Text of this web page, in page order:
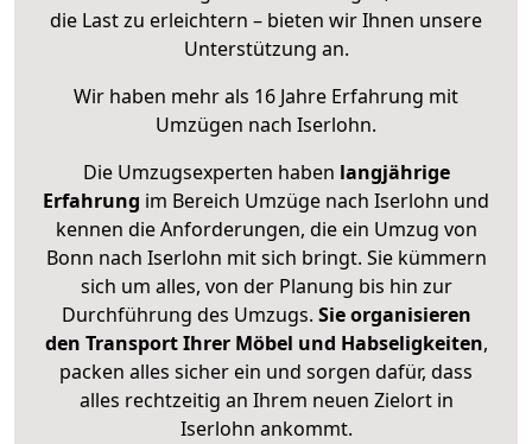
die Last zu erleichtern – bieten wir Ihnen unsere
Unterstützung an.
Wir haben mehr als 16 Jahre Erfahrung mit
Umzügen nach Iserlohn.
Die Umzugsexperten haben langjährige
Erfahrung im Bereich Umzüge nach Iserlohn und
kennen die Anforderungen, die ein Umzug von
Bonn nach Iserlohn mit sich bringt. Sie kümmern
sich um alles, von der Planung bis hin zur
Durchführung des Umzugs. Sie organisieren
den Transport Ihrer Möbel und Habseligkeiten,
packen alles sicher ein und sorgen dafür, dass
alles rechtzeitig an Ihrem neuen Zielort in
Iserlohn ankommt.